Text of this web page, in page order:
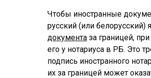
Чтобы иностранные
русский (или
документа за границей,
его у нотариуса в РБ. Это
подпись иностранного
их за границей может